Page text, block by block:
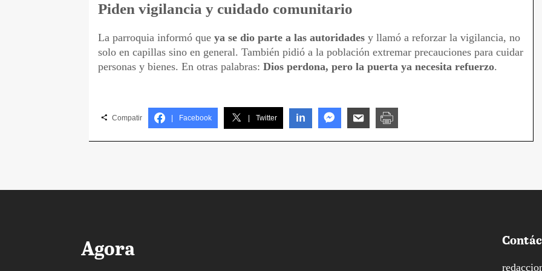
Piden vigilancia y cuidado comunitario
La parroquia informó que ya se dio parte a las autoridades y llamó a reforzar la vigilancia, no
solo en capillas sino en general. También pidió a la población extremar precauciones para cuidar
personas y bienes. En otras palabras: Dios perdona, pero la puerta ya necesita refuerzo.
Compatir Facebook Twitter in
Agora